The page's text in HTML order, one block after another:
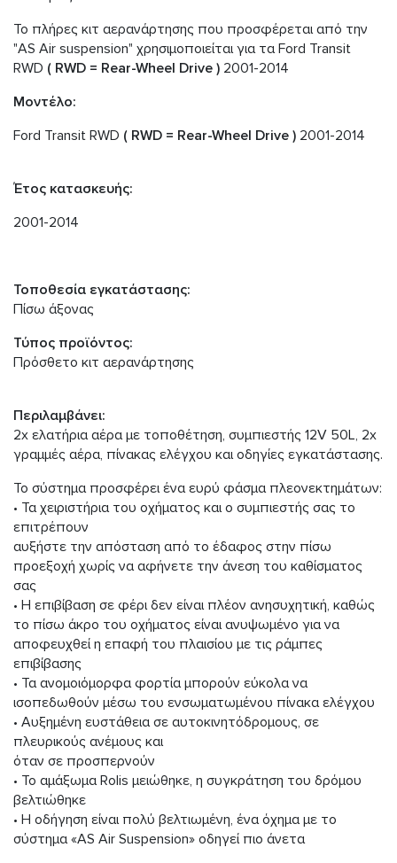
Το πλήρες κιτ αερανάρτησης που προσφέρεται από την
"AS Air suspension" χρησιμοποιείται για τα Ford Transit
RWD ( RWD = Rear-Wheel Drive ) 2001-2014
Μοντέλο:
Ford Transit RWD ( RWD = Rear-Wheel Drive ) 2001-2014
Έτος κατασκευής:
2001-2014
Τοποθεσία εγκατάστασης:
Πίσω άξονας
Τύπος προϊόντος:
Πρόσθετο κιτ αερανάρτησης
Περιλαμβάνει:
2x ελατήρια αέρα με τοποθέτηση, συμπιεστής 12V 50L, 2x
γραμμές αέρα, πίνακας ελέγχου και οδηγίες εγκατάστασης.
Το σύστημα προσφέρει ένα ευρύ φάσμα πλεονεκτημάτων:
• Τα χειριστήρια του οχήματος και ο συμπιεστής σας το
επιτρέπουν
αυξήστε την απόσταση από το έδαφος στην πίσω
προεξοχή χωρίς να αφήνετε την άνεση του καθίσματος
σας
• Η επιβίβαση σε φέρι δεν είναι πλέον ανησυχητική, καθώς
το πίσω άκρο του οχήματος είναι ανυψωμένο για να
αποφευχθεί η επαφή του πλαισίου με τις ράμπες
επιβίβασης
• Τα ανομοιόμορφα φορτία μπορούν εύκολα να
ισοπεδωθούν μέσω του ενσωματωμένου πίνακα ελέγχου
• Αυξημένη ευστάθεια σε αυτοκινητόδρομους, σε
πλευρικούς ανέμους και
όταν σε προσπερνούν
• Το αμάξωμα Rolis μειώθηκε, η συγκράτηση του δρόμου
βελτιώθηκε
• Η οδήγηση είναι πολύ βελτιωμένη, ένα όχημα με το
σύστημα «AS Air Suspension» οδηγεί πιο άνετα